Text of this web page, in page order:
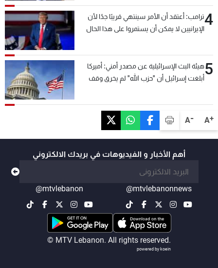
A+
A-
4ترامب: أعتقد أن الأمر سينتهي قريبًا جدًا لأن
الإيرانيين لا يمكن أن يستمروا على هذا الحال
5هيئة البث الإسرائيلية عن مصدر أمني: أميركا
أبلغت إسرائيل أن "حزب الله" لم يخرق وقف
أهم الأخبار و الفيديوهات في بريدك الالكتروني
@mtvlebanonnews
@mtvlebanon
© MTV Lebanon. All rights reserved.
powered by koein